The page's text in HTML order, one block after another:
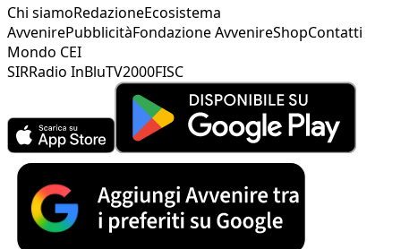
Chi siamoRedazioneEcosistema
AvvenirePubblicitàFondazione AvvenireShopContatti
Mondo CEI
SIRRadio InBluTV2000FISC